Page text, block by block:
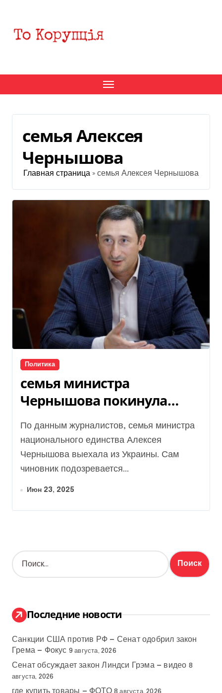
содержанию
семья Алексея
Чернышова
Главная страница » семья Алексея Чернышова
Политика
семья министра
Чернышова покинула
Украину, – СМИ
По данным журналистов, семья министра
национального единства Алексея
Чернышова выехала из Украины. Сам
чиновник подозревается...
Июн 23, 2025
Н
а
:
Последние новости
Санкции США против РФ — Сенат одобрил закон
Грема — Фокус 9 августа, 2026
Сенат обсуждает закон Линдси Грэма — видео 8
августа, 2026
где купить товары — ФОТО 8 августа, 2026